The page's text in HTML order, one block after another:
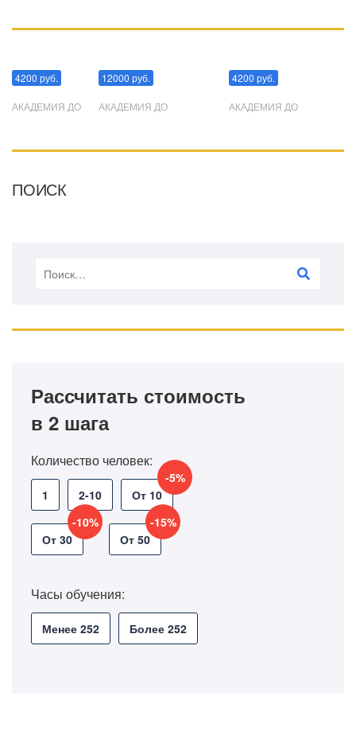
4200 руб.
АКАДЕМИЯ ДО
12000 руб.
АКАДЕМИЯ ДО
4200 руб.
АКАДЕМИЯ ДО
ПОИСК
Рассчитать стоимость
в 2 шага
Количество человек:
1 2-10 От 10
-5%
От 30
-10%
От 50
-15%
Часы обучения:
Менее 252 Более 252